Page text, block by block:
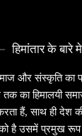
हिमांतार के बारे मे
समाज और संस्कृति का
तक का हिमालयी
हैं, साथ ही देश
है उसमें प्रमुख रूप